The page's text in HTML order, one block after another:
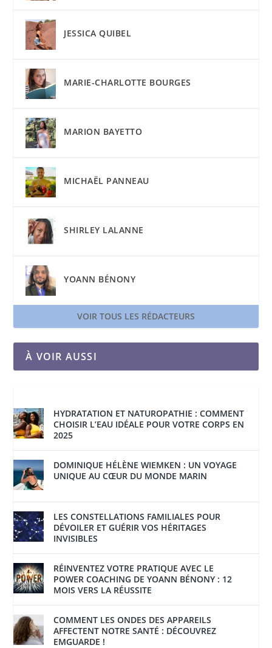
JESSICA QUIBEL
MARIE-CHARLOTTE BOURGES
MARION BAYETTO
MICHAËL PANNEAU
SHIRLEY LALANNE
YOANN BÉNONY
VOIR TOUS LES RÉDACTEURS
À VOIR AUSSI
HYDRATATION ET NATUROPATHIE : COMMENT
CHOISIR L’EAU IDÉALE POUR VOTRE CORPS EN
2025
DOMINIQUE HÉLÈNE WIEMKEN : UN VOYAGE
UNIQUE AU CŒUR DU MONDE MARIN
LES CONSTELLATIONS FAMILIALES POUR
DÉVOILER ET GUÉRIR VOS HÉRITAGES
INVISIBLES
RÉINVENTEZ VOTRE PRATIQUE AVEC LE
POWER COACHING DE YOANN BÉNONY : 12
MOIS VERS LA RÉUSSITE
COMMENT LES ONDES DES APPAREILS
AFFECTENT NOTRE SANTÉ : DÉCOUVREZ
EMGUARDE !